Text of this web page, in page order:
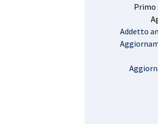
Primo
Addetto